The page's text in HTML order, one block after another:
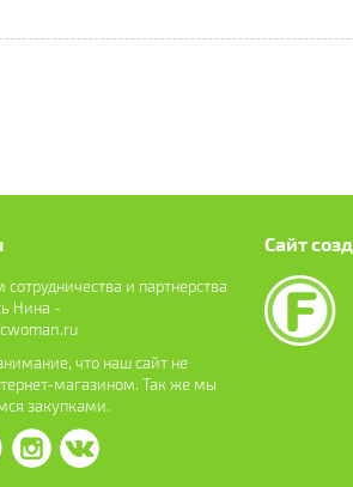
сотрудничества и партнерства
Нина -
что наш сайт не
магазином. Так же мы
закупками.
Сайт